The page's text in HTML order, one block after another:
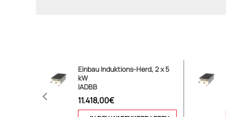
Einbau Induktions-Herd, 2 x 5
kW
IADBB
11.418,00€